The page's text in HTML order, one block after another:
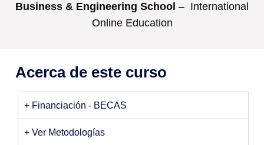
Business & Engineering School – International
Online Education
Acerca de este curso
+ Financiación - BECAS
+ Ver Metodologías